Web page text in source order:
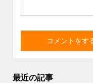
最近の記事